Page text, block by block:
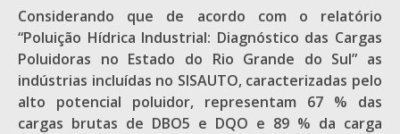
Considerando que de acordo com o relatório
“Poluição Hídrica Industrial: Diagnóstico das Cargas
Poluidoras no Estado do Rio Grande do Sul” as
indústrias incluídas no SISAUTO, caracterizadas pelo
alto potencial poluidor, representam 67 % das
cargas brutas de DBO5 e DQO e 89 % da carga